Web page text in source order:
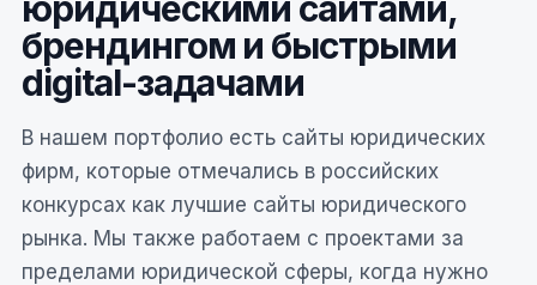
брендингом и быстрыми
digital-задачами
В нашем портфолио есть сайты юридических
фирм, которые отмечались в российских
конкурсах как лучшие сайты юридического
рынка. Мы также работаем с проектами за
пределами юридической сферы, когда нужно